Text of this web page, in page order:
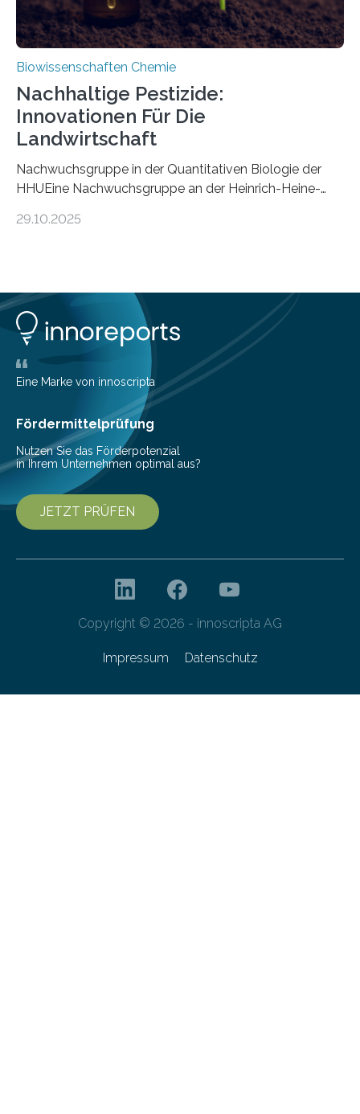
Biowissenschaften Chemie
Nachhaltige Pestizide:
Innovationen Für Die
Landwirtschaft
Nachwuchsgruppe in der Quantitativen Biologie der
HHUEine Nachwuchsgruppe an der Heinrich-Heine-
fünf Jahren erforschen, wie Bakterien auf
Insektenblume. Das Bundesministerium für Forschung,
Technologie und Raumfahrt (BMFTR) fördert das
Projekt im Rahmen der Nationalen
Bioökonomiestrategie mit rund 2,7 Millionen Euro.
Pestizide sind äußerst wichtig, um die globale
Ernährung zu sichern. Ohne sie besteht die weltweite
Gefahr erheblicher…
29.10.2025
Eine Marke von innoscripta
Fördermittelprüfung
Nutzen Sie das Förderpotenzial
in Ihrem Unternehmen optimal aus?
JETZT PRÜFEN
Copyright © 2026 - innoscripta AG
Impressum Datenschutz